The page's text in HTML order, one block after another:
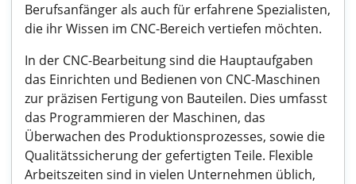
Berufsanfänger als auch für erfahrene Spezialisten,
die ihr Wissen im CNC-Bereich vertiefen möchten.
In der CNC-Bearbeitung sind die Hauptaufgaben
das Einrichten und Bedienen von CNC-Maschinen
zur präzisen Fertigung von Bauteilen. Dies umfasst
das Programmieren der Maschinen, das
Überwachen des Produktionsprozesses, sowie die
Qualitätssicherung der gefertigten Teile. Flexible
Arbeitszeiten sind in vielen Unternehmen üblich,